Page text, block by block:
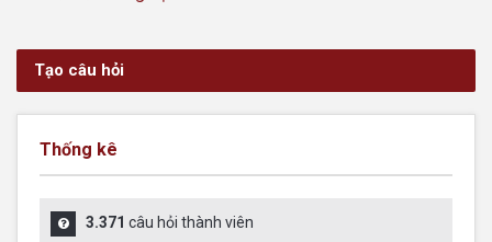
Tạo câu hỏi
Thống kê
3.371 câu hỏi thành viên